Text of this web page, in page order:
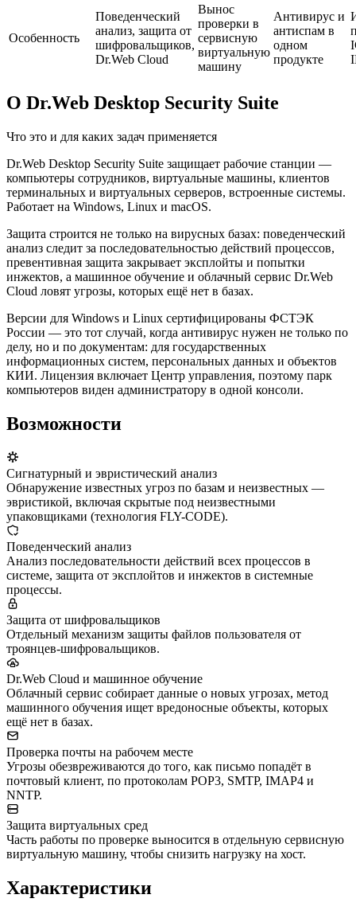
Особенность
Поведенческий
анализ, защита от
шифровальщиков,
Dr.Web Cloud
Вынос
проверки в
сервисную
виртуальную
машину
Антивирус и
антиспам в
одном
продукте
О Dr.Web Desktop Security Suite
Что это и для каких задач применяется
Dr.Web Desktop Security Suite защищает рабочие станции —
компьютеры сотрудников, виртуальные машины, клиентов
терминальных и виртуальных серверов, встроенные системы.
Работает на Windows, Linux и macOS.
Защита строится не только на вирусных базах: поведенческий
анализ следит за последовательностью действий процессов,
превентивная защита закрывает эксплойты и попытки
инжектов, а машинное обучение и облачный сервис Dr.Web
Cloud ловят угрозы, которых ещё нет в базах.
Версии для Windows и Linux сертифицированы ФСТЭК
России — это тот случай, когда антивирус нужен не только по
делу, но и по документам: для государственных
информационных систем, персональных данных и объектов
КИИ. Лицензия включает Центр управления, поэтому парк
компьютеров виден администратору в одной консоли.
Возможности
Сигнатурный и эвристический анализ
Обнаружение известных угроз по базам и неизвестных —
эвристикой, включая скрытые под неизвестными
упаковщиками (технология FLY-CODE).
Поведенческий анализ
Анализ последовательности действий всех процессов в
системе, защита от эксплойтов и инжектов в системные
процессы.
Защита от шифровальщиков
Отдельный механизм защиты файлов пользователя от
троянцев-шифровальщиков.
Dr.Web Cloud и машинное обучение
Облачный сервис собирает данные о новых угрозах, метод
машинного обучения ищет вредоносные объекты, которых
ещё нет в базах.
Проверка почты на рабочем месте
Угрозы обезвреживаются до того, как письмо попадёт в
почтовый клиент, по протоколам POP3, SMTP, IMAP4 и
NNTP.
Защита виртуальных сред
Часть работы по проверке выносится в отдельную сервисную
виртуальную машину, чтобы снизить нагрузку на хост.
Характеристики